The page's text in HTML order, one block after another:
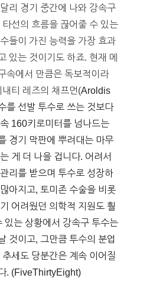
리 경기 중간에 나와 강속구
선의 흐름을 끊어줄 수 있는
들이 가진 능력을 가장 효과
있는 것이기도 하죠. 현재 메
속에서 만큼은 독보적이라
티 레즈의 채프먼(Aroldis
를 선발 투수로 쓰는 것보다
160키로미터를 넘나드는
경기 막판에 뿌려대는 마무
게 더 나을 겁니다. 어려서
리를 받으며 투수로 성장하
아지고, 토미존 수술을 비롯
어려웠던 의학적 지원도 훨
있는 상황에서 강속구 투수는
것이고, 그만큼 투수의 분업
세도 당분간은 계속 이어질
. (FiveThirtyEight)